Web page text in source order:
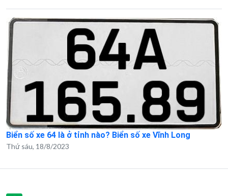
Biển số xe 64 là ở tỉnh nào? Biển số xe Vĩnh Long
Thứ sáu, 18/8/2023